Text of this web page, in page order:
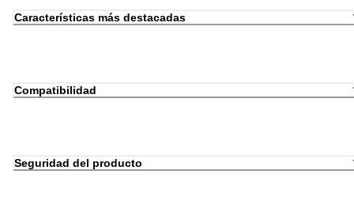
Características más destacadas
Compatibilidad
Seguridad del producto